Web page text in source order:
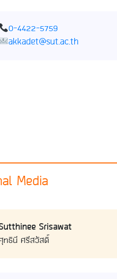
0-4422-5759
akkadet@sut.ac.th
Media
Srisawat
ทธินี ศรีสวัสดิ์